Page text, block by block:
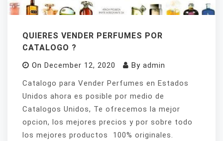
QUIERES VENDER PERFUMES POR
CATALOGO ?
On December 12, 2020 By admin
Catalogo para Vender Perfumes en Estados
Unidos ahora es posible por medio de
Catalogos Unidos, Te ofrecemos la mejor
opcion, los mejores precios y por sobre todo
los mejores productos 100% originales.